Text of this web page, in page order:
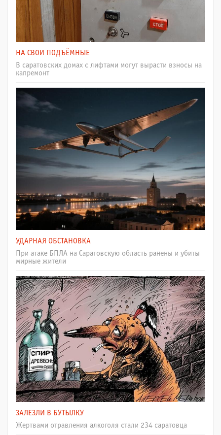
НА СВОИ ПОДЪЁМНЫЕ
В саратовских домах с лифтами могут вырасти взносы на
капремонт
УДАРНАЯ ОБСТАНОВКА
При атаке БПЛА на Саратовскую область ранены и убиты
мирные жители
ЗАЛЕЗЛИ В БУТЫЛКУ
Жертвами отравления алкоголя стали 234 саратовца